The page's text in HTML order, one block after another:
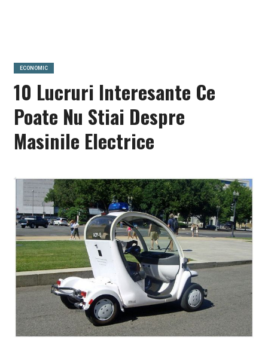
ECONOMIC
10 Lucruri Interesante Ce
Poate Nu Stiai Despre
Masinile Electrice